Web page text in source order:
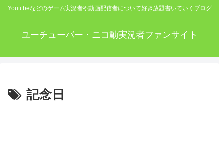
Youtubeなどのゲーム実況者や動画配信者について好き放題書いていくブログ
ユーチューバー・ニコ動実況者ファンサイト
記念日